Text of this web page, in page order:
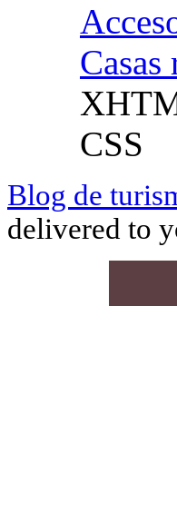
Casas
CSS
Blog de
delivered to